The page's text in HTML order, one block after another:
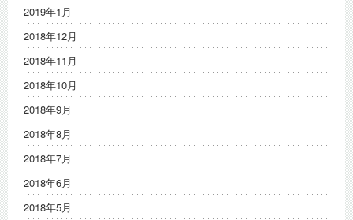
2019年1月
2018年12月
2018年11月
2018年10月
2018年9月
2018年8月
2018年7月
2018年6月
2018年5月